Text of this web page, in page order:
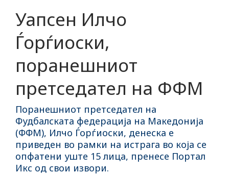
Уапсен Илчо
Ѓорѓиоски,
поранешниот
претседател на ФФМ
Поранешниот претседател на
Фудбалската федерација на Македонија
(ФФМ), Илчо Ѓорѓиоски, денеска е
приведен во рамки на истрага во која се
опфатени уште 15 лица, пренесе Портал
Икс од свои извори.